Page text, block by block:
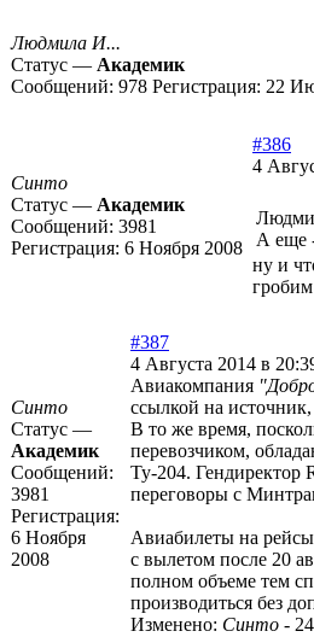
Людмила И...
Статус — Академик
Сообщений: 978 Регистрация: 22
Синто
Статус — Академик
Сообщений: 3981
Регистрация: 6 Ноября 2008
#386
4
А еще
ну и
Синто
Статус —
Академик
Сообщений:
3981
Регистрация:
6 Ноября
2008
#387
4 Августа 2014 в
Авиакомпания
ссылкой на
В то же время,
перевозчиком,
Ту-204. Гендиректор
переговоры с
Авиабилеты на
с вылетом после 20
полном объеме тем
производиться без
Изменено: Синто -